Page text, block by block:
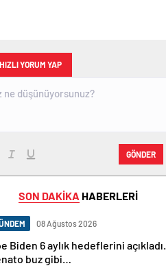
HIZLI YORUM YAP
GÖNDER
SON DAKİKA HABERLERİ
08 Ağustos 2026
Biden 6 aylık hedeflerini açıkladı.
buz gibi…